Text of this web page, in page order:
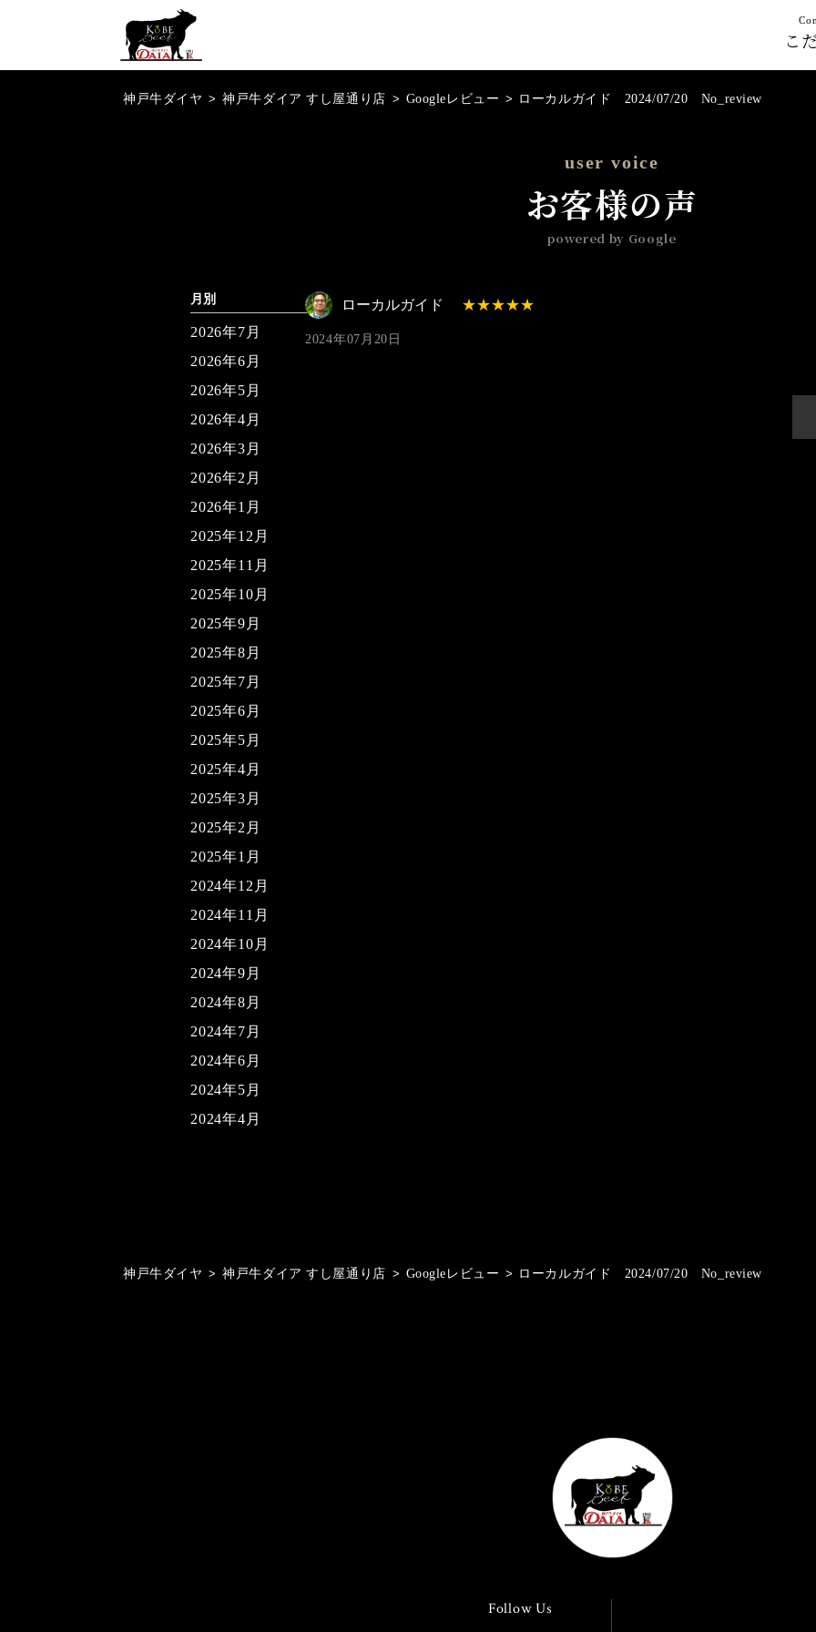
こ
神戸牛ダイヤ > 神戸牛ダイア すし屋通り店 > Googleレビュー > ローカルガイド 2024/07/20 No_review
user voice
お客様の声
powered by Google
ローカルガイド
2024年07月20日
月別
2026年7月
2026年6月
2026年5月
2026年4月
2026年3月
2026年2月
2026年1月
2025年12月
2025年11月
2025年10月
2025年9月
2025年8月
2025年7月
2025年6月
2025年5月
2025年4月
2025年3月
2025年2月
2025年1月
2024年12月
2024年11月
2024年10月
2024年9月
2024年8月
2024年7月
2024年6月
2024年5月
2024年4月
神戸牛ダイヤ > 神戸牛ダイア すし屋通り店 > Googleレビュー > ローカルガイド 2024/07/20 No_review
Follow Us